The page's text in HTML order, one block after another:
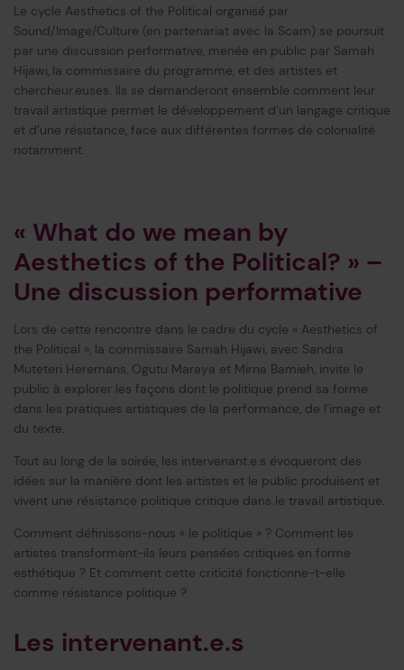
Le cycle Aesthetics of the Political organisé par
Sound/Image/Culture (en partenariat avec la Scam) se poursuit
par une discussion performative, menée en public par Samah
Hijawi, la commissaire du programme, et des artistes et
chercheur.euses. Ils se demanderont ensemble comment leur
travail artistique permet le développement d’un langage critique
et d’une résistance, face aux différentes formes de colonialité
notamment.
« What do we mean by
Aesthetics of the Political? » –
Une discussion performative
Lors de cette rencontre dans le cadre du cycle « Aesthetics of
the Political », la commissaire Samah Hijawi, avec Sandra
Muteteri Heremans, Ogutu Maraya et Mirna Bamieh, invite le
public à explorer les façons dont le politique prend sa forme
dans les pratiques artistiques de la performance, de l’image et
du texte.
Tout au long de la soirée, les intervenant.e.s évoqueront des
idées sur la manière dont les artistes et le public produisent et
vivent une résistance politique critique dans le travail artistique.
Comment définissons-nous « le politique » ? Comment les
artistes transforment-ils leurs pensées critiques en forme
esthétique ? Et comment cette criticité fonctionne-t-elle
comme résistance politique ?
Les intervenant.e.s